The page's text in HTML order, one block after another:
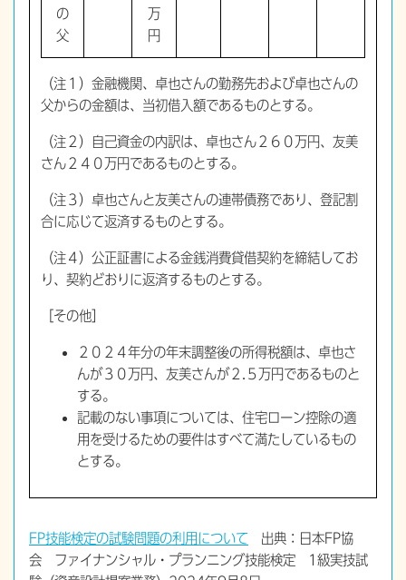
の
父
万
円
（注１）金融機関、卓也さんの勤務先および卓也さんの
父からの金額は、当初借入額であるものとする。
（注２）自己資金の内訳は、卓也さん２６０万円、友美
さん２４０万円であるものとする。
（注３）卓也さんと友美さんの連帯債務であり、登記割
合に応じて返済するものとする。
（注４）公正証書による金銭消費貸借契約を締結してお
り、契約どおりに返済するものとする。
［その他］
２０２４年分の年末調整後の所得税額は、卓也さ
んが３０万円、友美さんが２.５万円であるものと
する。
記載のない事項については、住宅ローン控除の適
用を受けるための要件はすべて満たしているもの
とする。
FP技能検定の試験問題の利用について 出典：日本FP協
会 ファイナンシャル・プランニング技能検定 1級実技試